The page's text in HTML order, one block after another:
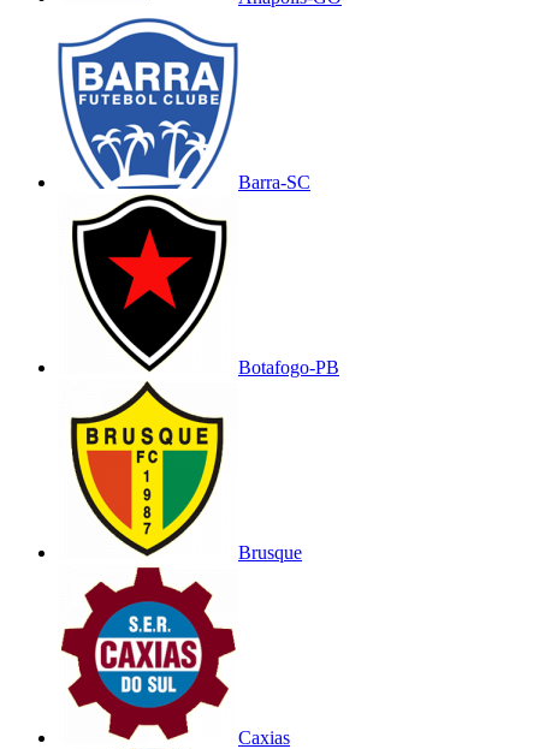
Barra-SC
Botafogo-PB
Brusque
Caxias